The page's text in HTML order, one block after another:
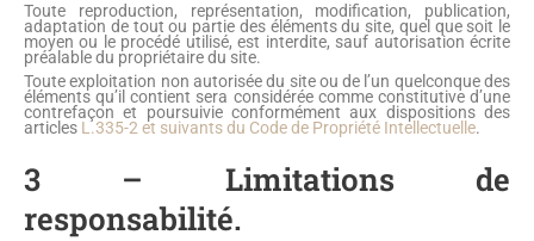
Toute reproduction, représentation, modification, publication,
adaptation de tout ou partie des éléments du site, quel que soit le
moyen ou le procédé utilisé, est interdite, sauf autorisation écrite
préalable du propriétaire du site.
Toute exploitation non autorisée du site ou de l’un quelconque des
éléments qu’il contient sera considérée comme constitutive d’une
contrefaçon et poursuivie conformément aux dispositions des
articles L.335-2 et suivants du Code de Propriété Intellectuelle.
3 – Limitations de
responsabilité.